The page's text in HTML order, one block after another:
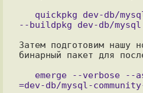
Затем подготовим нашу
бинарный пакет для